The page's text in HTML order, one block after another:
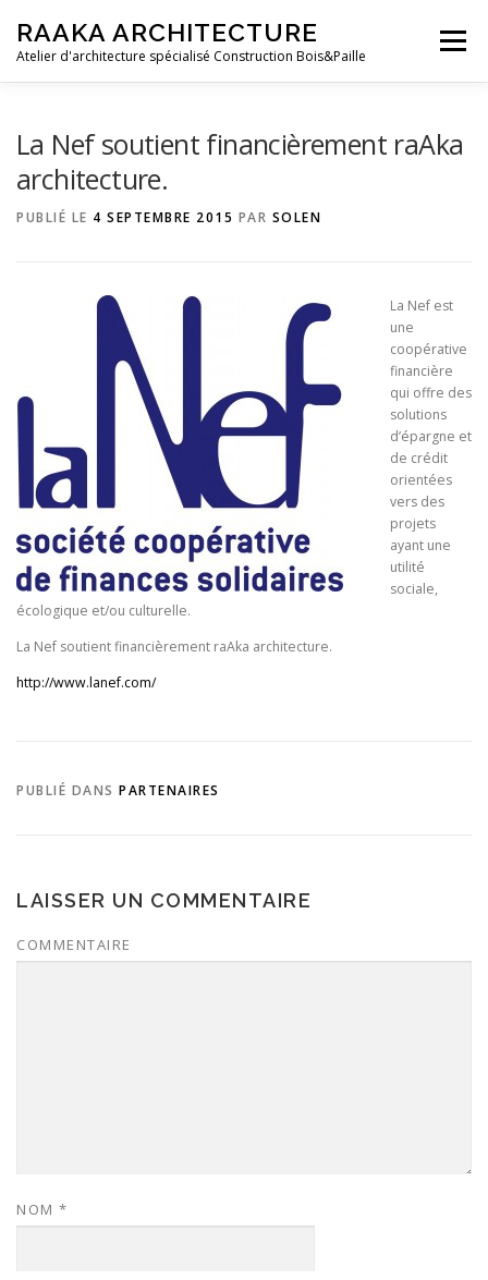
RAAKA ARCHITECTURE
Atelier d'architecture spécialisé Construction Bois&Paille
Menu
La Nef soutient financièrement raAka
architecture.
PUBLIÉ LE 4 SEPTEMBRE 2015 PAR SOLEN
La Nef est
une
coopérative
financière
qui offre des
solutions
d’épargne et
de crédit
orientées
vers des
projets
ayant une
utilité
sociale,
écologique et/ou culturelle.
La Nef soutient financièrement raAka architecture.
http://www.lanef.com/
PUBLIÉ DANS PARTENAIRES
LAISSER UN COMMENTAIRE
COMMENTAIRE
NOM *